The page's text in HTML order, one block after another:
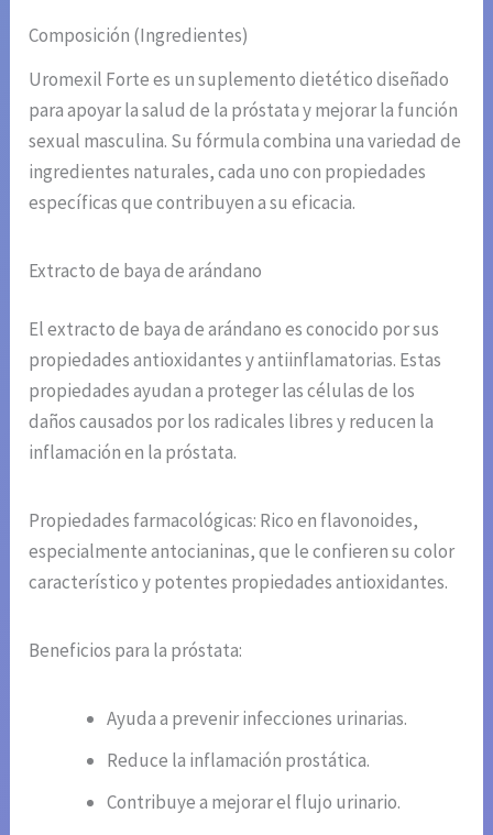
Composición (Ingredientes)
Uromexil Forte es un suplemento dietético diseñado
para apoyar la salud de la próstata y mejorar la función
sexual masculina. Su fórmula combina una variedad de
ingredientes naturales, cada uno con propiedades
específicas que contribuyen a su eficacia.
Extracto de baya de arándano
El extracto de baya de arándano es conocido por sus
propiedades antioxidantes y antiinflamatorias. Estas
propiedades ayudan a proteger las células de los
daños causados por los radicales libres y reducen la
inflamación en la próstata.
Propiedades farmacológicas: Rico en flavonoides,
especialmente antocianinas, que le confieren su color
característico y potentes propiedades antioxidantes.
Beneficios para la próstata:
Ayuda a prevenir infecciones urinarias.
Reduce la inflamación prostática.
Contribuye a mejorar el flujo urinario.